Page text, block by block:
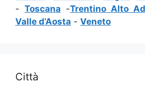
- Toscana -Trentino Alto
Valle d’Aosta - Veneto
Città